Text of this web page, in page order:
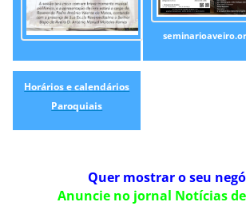
Horários e calendários
Paroquiais
Quer mostrar o seu
Anuncie no jornal Notícias